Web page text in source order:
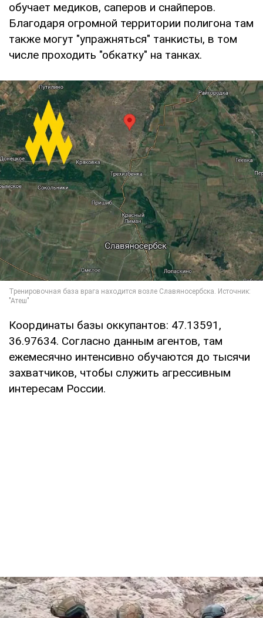
обучает медиков, саперов и снайперов.
Благодаря огромной территории полигона там
также могут "упражняться" танкисты, в том
числе проходить "обкатку" на танках.
Координаты базы оккупантов: 47.13591,
36.97634. Согласно данным агентов, там
ежемесячно интенсивно обучаются до тысячи
захватчиков, чтобы служить агрессивным
интересам России.